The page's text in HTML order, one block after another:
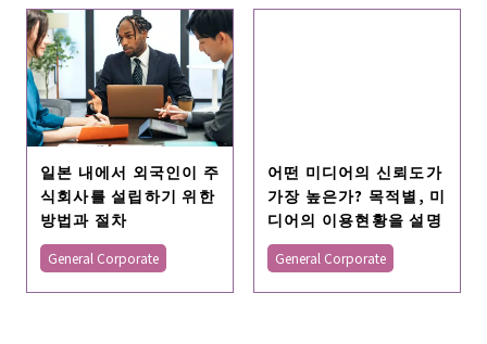
일본 내에서 외국인이 주
식회사를 설립하기 위한
방법과 절차
General Corporate
어떤 미디어의 신뢰도가
가장 높은가? 목적별, 미
디어의 이용현황을 설명
General Corporate